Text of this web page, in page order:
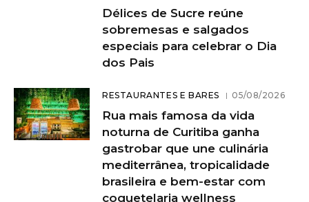
Délices de Sucre reúne
sobremesas e salgados
especiais para celebrar o Dia
dos Pais
RESTAURANTES E BARES 05/08/2026
Rua mais famosa da vida
noturna de Curitiba ganha
gastrobar que une culinária
mediterrânea, tropicalidade
brasileira e bem-estar com
coquetelaria wellness